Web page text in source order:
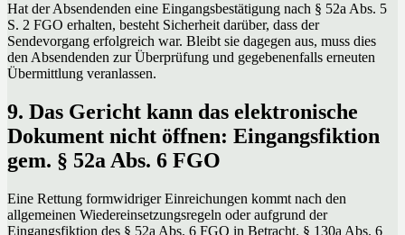
Hat der Absendenden eine Eingangsbestätigung nach § 52a Abs. 5
S. 2 FGO erhalten, besteht Sicherheit darüber, dass der
Sendevorgang erfolgreich war. Bleibt sie dagegen aus, muss dies
den Absendenden zur Überprüfung und gegebenenfalls erneuten
Übermittlung veranlassen.
9. Das Gericht kann das elektronische
Dokument nicht öffnen: Eingangsfiktion
gem. § 52a Abs. 6 FGO
Eine Rettung formwidriger Einreichungen kommt nach den
allgemeinen Wiedereinsetzungsregeln oder aufgrund der
Eingangsfiktion des § 52a Abs. 6 FGO in Betracht. § 130a Abs. 6